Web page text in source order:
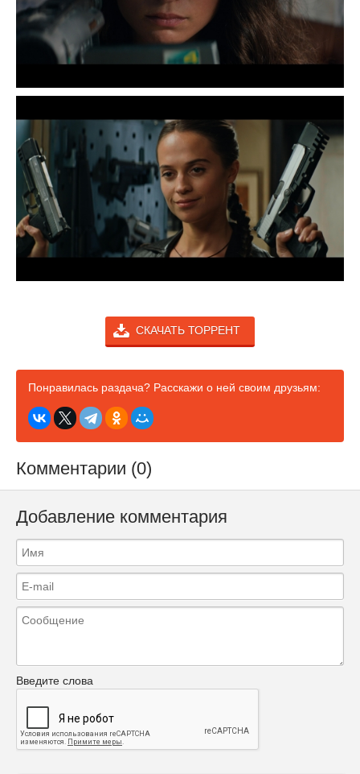
СКАЧАТЬ ТОРРЕНТ
Понравилась раздача? Расскажи о ней своим друзьям:
Комментарии (0)
Добавление комментария
Введите слова